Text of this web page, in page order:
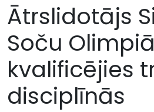
Ātrslidotājs
Soču
kvalificējies
disciplīnās